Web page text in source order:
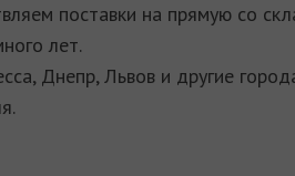
поставки на прямую со
лет.
Днепр, Львов и другие